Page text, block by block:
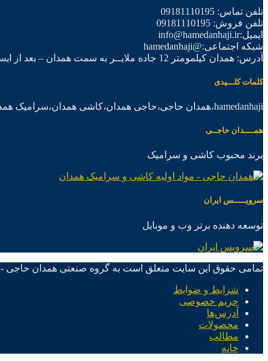
تلفن تماس: 09181110195
تلفن فروش: 09181110195
ایمیل:info@hamedanhaji.ir
شبکه اجتماعی:@hamedanhaji
آدرس: همدان کیلمومتر 12 جاده ملایــر به سمت همدان – بعد از ایستگاه برق فرعی اول – شرکت تولیدی همدان حاجی
کلمات کلـــیدی
hamedanhaji،همدان حاجی،حاجی همدان،کاشی همدان،سرامیک همدان،موادکاشی سرامیک
همــــدان حاجــی
برند محبوب کاشی و سرامیک
سرویـــــس ایران
توسعه دهنده برتر وب و موبایل
تمامی حقوق این سایت متعلق است به گروه صنعتی همدان حاجی -
شرایط و ضوابط
حریم خصوصی
آدرس‌ها
محصولات
مطالب
خانه